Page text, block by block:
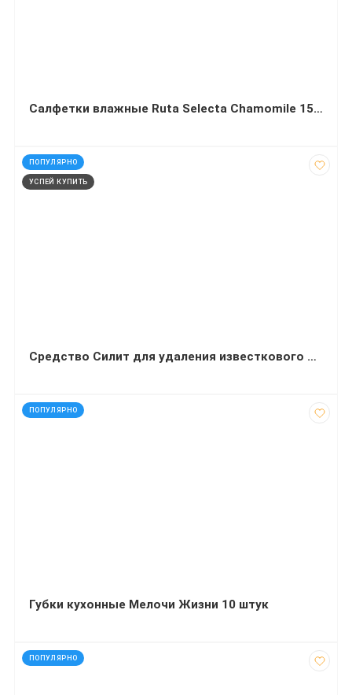
Салфетки влажные Ruta Selecta Chamomile 15 шт с экстрактом ромашки
ПОПУЛЯРНО
УСПЕЙ КУПИТЬ
код: 60117
Средство Силит для удаления известкового налета и ржавчины 450 миллилитров
ПОПУЛЯРНО
код: 10003
Губки кухонные Мелочи Жизни 10 штук
ПОПУЛЯРНО
код: 60762